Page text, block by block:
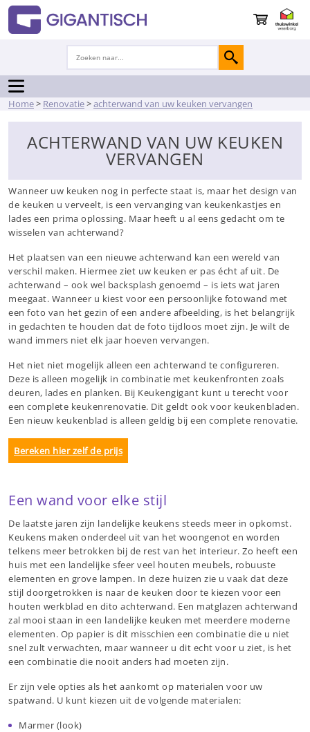
Home> Renovatie>achterwand van uw keuken vervangen
ACHTERWAND VAN UW KEUKEN
VERVANGEN
Wanneer uw keuken nog in perfecte staat is, maar het design van
de keuken u verveelt, is een vervanging van keukenkastjes en
lades een prima oplossing. Maar heeft u al eens gedacht om te
wisselen van achterwand?
Het plaatsen van een nieuwe achterwand kan een wereld van
verschil maken. Hiermee ziet uw keuken er pas écht af uit. De
achterwand – ook wel backsplash genoemd – is iets wat jaren
meegaat. Wanneer u kiest voor een persoonlijke fotowand met
een foto van het gezin of een andere afbeelding, is het belangrijk
in gedachten te houden dat de foto tijdloos moet zijn. Je wilt de
wand immers niet elk jaar hoeven vervangen.
Het niet niet mogelijk alleen een achterwand te configureren.
Deze is alleen mogelijk in combinatie met keukenfronten zoals
deuren, lades en planken. Bij Keukengigant kunt u terecht voor
een complete keukenrenovatie. Dit geldt ook voor keukenbladen.
Een nieuw keukenblad is alleen geldig bij een complete renovatie.
Bereken hier zelf de prijs
Een wand voor elke stijl
De laatste jaren zijn landelijke keukens steeds meer in opkomst.
Keukens maken onderdeel uit van het woongenot en worden
telkens meer betrokken bij de rest van het interieur. Zo heeft een
huis met een landelijke sfeer veel houten meubels, robuuste
elementen en grove lampen. In deze huizen zie u vaak dat deze
stijl doorgetrokken is naar de keuken door te kiezen voor een
houten werkblad en dito achterwand. Een matglazen achterwand
zal mooi staan in een landelijke keuken met meerdere moderne
elementen. Op papier is dit misschien een combinatie die u niet
snel zult verwachten, maar wanneer u dit echt voor u ziet, is het
een combinatie die nooit anders had moeten zijn.
Er zijn vele opties als het aankomt op materialen voor uw
spatwand. U kunt kiezen uit de volgende materialen:
Marmer (look)